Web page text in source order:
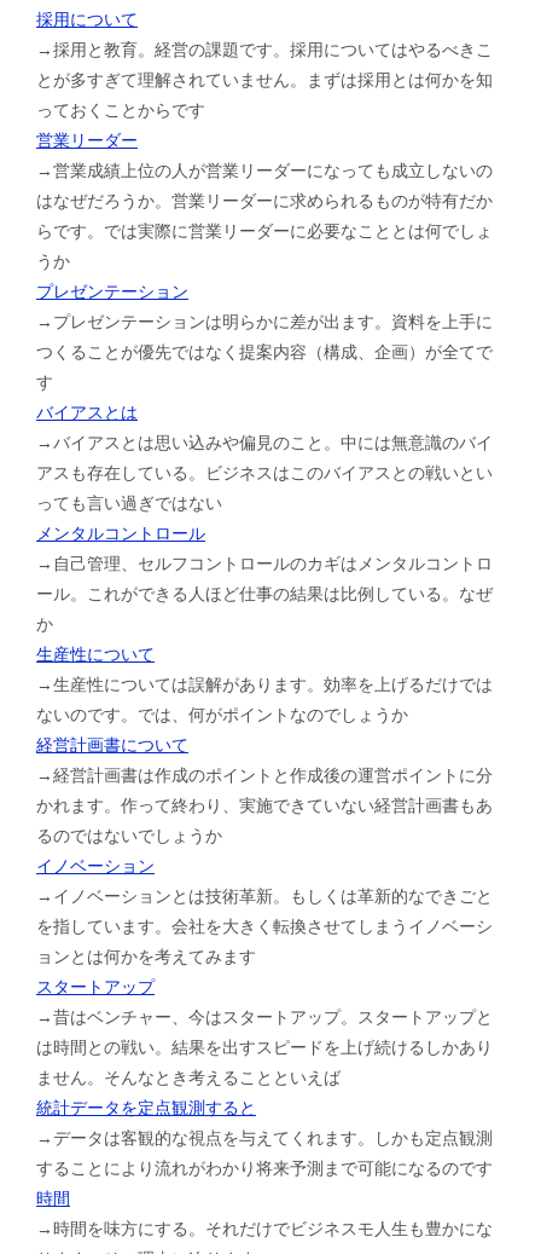
採用について
→採用と教育。経営の課題です。採用についてはやるべきこ
とが多すぎて理解されていません。まずは採用とは何かを知
っておくことからです
営業リーダー
→営業成績上位の人が営業リーダーになっても成立しないの
はなぜだろうか。営業リーダーに求められるものが特有だか
らです。では実際に営業リーダーに必要なこととは何でしょ
うか
プレゼンテーション
→プレゼンテーションは明らかに差が出ます。資料を上手に
つくることが優先ではなく提案内容（構成、企画）が全てで
す
バイアスとは
→バイアスとは思い込みや偏見のこと。中には無意識のバイ
アスも存在している。ビジネスはこのバイアスとの戦いとい
っても言い過ぎではない
メンタルコントロール
→自己管理、セルフコントロールのカギはメンタルコントロ
ール。これができる人ほど仕事の結果は比例している。なぜ
か
生産性について
→生産性については誤解があります。効率を上げるだけでは
ないのです。では、何がポイントなのでしょうか
経営計画書について
→経営計画書は作成のポイントと作成後の運営ポイントに分
かれます。作って終わり、実施できていない経営計画書もあ
るのではないでしょうか
イノベーション
→イノベーションとは技術革新。もしくは革新的なできごと
を指しています。会社を大きく転換させてしまうイノベーシ
ョンとは何かを考えてみます
スタートアップ
→昔はベンチャー、今はスタートアップ。スタートアップと
は時間との戦い。結果を出すスピードを上げ続けるしかあり
ません。そんなとき考えることといえば
統計データを定点観測すると
→データは客観的な視点を与えてくれます。しかも定点観測
することにより流れがわかり将来予測まで可能になるのです
時間
→時間を味方にする。それだけでビジネスモ人生も豊かにな